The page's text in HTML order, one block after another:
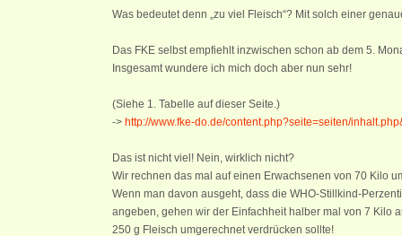
Was bedeutet denn „zu viel Fleisch“? Mit solch einer
Das FKE selbst empfiehlt inzwischen schon ab dem 5.
Insgesamt wundere ich mich doch aber nun sehr!
(Siehe 1. Tabelle auf dieser Seite.)
-> http://www.fke-do.de/content.php?seite=seiten/
Das ist nicht viel! Nein, wirklich nicht?
Wir rechnen das mal auf einen Erwachsenen von 70 Kilo
Wenn man davon ausgeht, dass die WHO-Stillkind-
angeben, gehen wir der Einfachheit halber mal von 7 Kilo
250 g Fleisch umgerechnet verdrücken sollte!